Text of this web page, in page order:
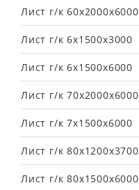
Лист г/к 60х2000х6000
Лист г/к 6х1500х3000
Лист г/к 6х1500х6000
Лист г/к 70х2000х6000
Лист г/к 7х1500х6000
Лист г/к 80х1200х3700
Лист г/к 80х1500х6000